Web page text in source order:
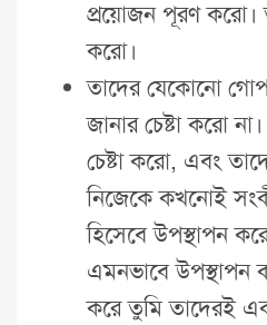
প্রয়োজন পূরণ করো।
করো।
তাদের যেকোনো
জানার চেষ্টা করো
চেষ্টা করো, এবং
নিজেকে কখনোই
হিসেবে উপস্থাপন
এমনভাবে উপস্থাপন
করে তুমি তাদেরই